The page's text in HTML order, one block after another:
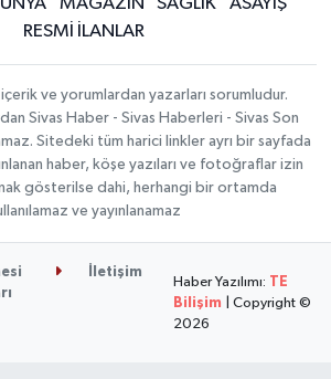
MAGAZİN SAĞLIK
ASAYİŞ
RESMİ İLANLAR
ve yorumlardan yazarları sorumludur.
Sivas Haber - Sivas Haberleri - Sivas Son
Sitedeki tüm harici linkler ayrı bir sayfada
haber, köşe yazıları ve fotoğraflar izin
gösterilse dahi, herhangi bir ortamda
ve yayınlanamaz
İletişim
Haber Yazılımı: TE
Bilişim | Copyright ©
2026